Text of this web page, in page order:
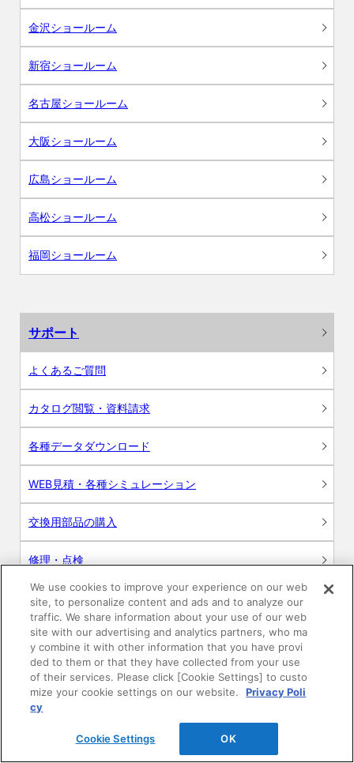
金沢ショールーム
新宿ショールーム
名古屋ショールーム
大阪ショールーム
広島ショールーム
高松ショールーム
福岡ショールーム
サポート
よくあるご質問
カタログ閲覧・資料請求
各種データダウンロード
WEB見積・各種シミュレーション
交換用部品の購入
修理・点検
お問い合わせ
ログイン
建築・設計関係者様向けサイト
ユーザー登録サービス
WEB見積システム
We use cookies to improve your experience on our web
site, to personalize content and ads and to analyze our
traffic. We share information about your use of our web
site with our advertising and analytics partners, who ma
y combine it with other information that you have provi
ded to them or that they have collected from your use
of their services. Please click [Cookie Settings] to custo
mize your cookie settings on our website.
Privacy Poli
cy
Cookie Settings OK